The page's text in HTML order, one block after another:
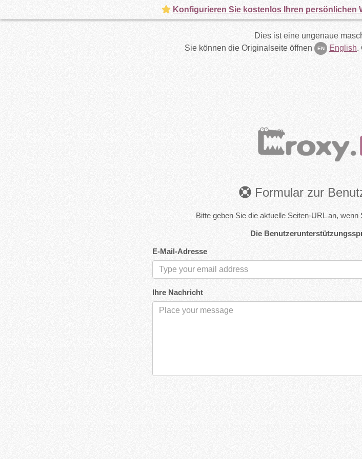
Dies ist eine ungenaue
Sie können die Originalseite öffnen
EN English.
Formular zur
Bitte geben Sie die aktuelle Seiten-URL an,
Die
E-Mail-Adresse
Ihre Nachricht
Konfigurieren Sie kostenlos Ihren persönlichen